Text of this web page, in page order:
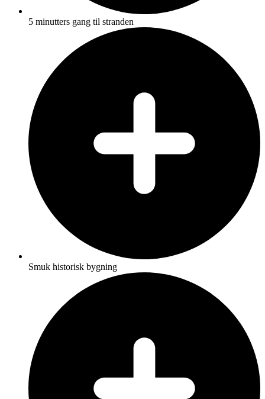
5 minutters gang til stranden
Smuk historisk bygning